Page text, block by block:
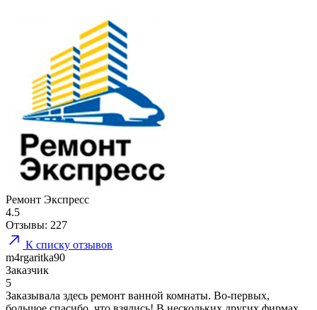
Ремонт Экспресс
4.5
Отзывы: 227
К списку отзывов
m4rgaritka90
Заказчик
5
Заказывала здесь ремонт ванной комнаты. Во-первых,